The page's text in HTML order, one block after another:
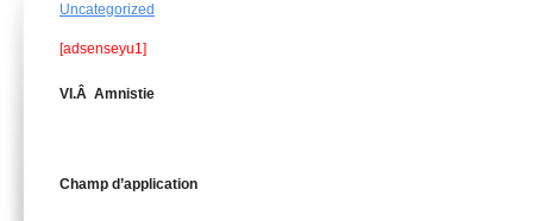
Uncategorized
[adsenseyu1]
VI.Â Amnistie
Champ d’application